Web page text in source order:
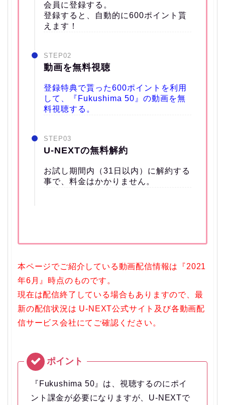
会員に登録する。
登録すると、自動的に600ポイント貰
えます！
STEP02
動画を無料視聴
登録特典で貰った600ポイントを利用
して、『Fukushima 50』の動画を無
料視聴する。
STEP03
U-NEXTの無料解約
お試し期間内（31日以内）に解約する
事で、料金はかかりません。
本ページでご紹介している動画配信情報は『2021
年6月』時点のものです。
現在は配信終了している場合もありますので、最
新の配信状況は U-NEXT公式サイト及び各動画配
信サービス会社にてご確認ください。
『Fukushima 50』は、視聴するのにポイ
ント課金が必要になりますが、U-NEXTで